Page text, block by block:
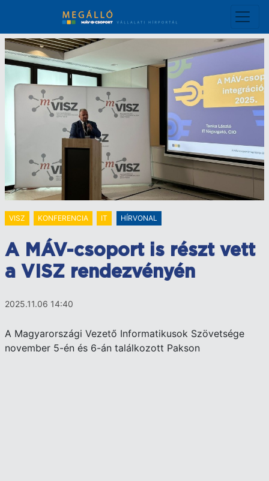
tartalomra
VISZ KONFERENCIA IT HÍRVONAL
A MÁV-csoport is részt vett
a VISZ rendezvényén
2025.11.06 14:40
A Magyarországi Vezető Informatikusok Szövetsége
november 5-én és 6-án találkozott Pakson